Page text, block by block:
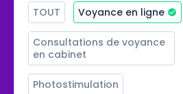
TOUT Voyance en ligne
Consultations de voyance
en cabinet
Photostimulation